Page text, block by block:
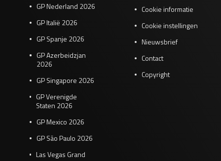
GP Nederland 2026
GP Italië 2026
GP Spanje 2026
GP Azerbeidzjan
2026
GP Singapore 2026
GP Verenigde
Staten 2026
GP Mexico 2026
GP São Paulo 2026
Las Vegas Grand
Cookie informatie
Cookie instellingen
Nieuwsbrief
Contact
Copyright